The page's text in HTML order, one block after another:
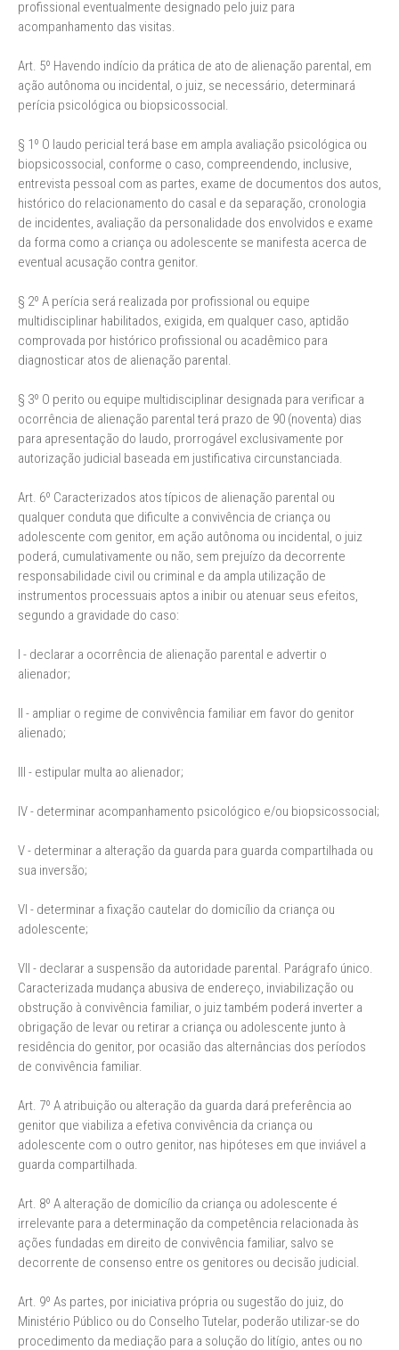
profissional eventualmente designado pelo juiz para
acompanhamento das visitas.
Art. 5º Havendo indício da prática de ato de alienação parental, em
ação autônoma ou incidental, o juiz, se necessário, determinará
perícia psicológica ou biopsicossocial.
§ 1º O laudo pericial terá base em ampla avaliação psicológica ou
biopsicossocial, conforme o caso, compreendendo, inclusive,
entrevista pessoal com as partes, exame de documentos dos autos,
histórico do relacionamento do casal e da separação, cronologia
de incidentes, avaliação da personalidade dos envolvidos e exame
da forma como a criança ou adolescente se manifesta acerca de
eventual acusação contra genitor.
§ 2º A perícia será realizada por profissional ou equipe
multidisciplinar habilitados, exigida, em qualquer caso, aptidão
comprovada por histórico profissional ou acadêmico para
diagnosticar atos de alienação parental.
§ 3º O perito ou equipe multidisciplinar designada para verificar a
ocorrência de alienação parental terá prazo de 90 (noventa) dias
para apresentação do laudo, prorrogável exclusivamente por
autorização judicial baseada em justificativa circunstanciada.
Art. 6º Caracterizados atos típicos de alienação parental ou
qualquer conduta que dificulte a convivência de criança ou
adolescente com genitor, em ação autônoma ou incidental, o juiz
poderá, cumulativamente ou não, sem prejuízo da decorrente
responsabilidade civil ou criminal e da ampla utilização de
instrumentos processuais aptos a inibir ou atenuar seus efeitos,
segundo a gravidade do caso:
I - declarar a ocorrência de alienação parental e advertir o
alienador;
II - ampliar o regime de convivência familiar em favor do genitor
alienado;
III - estipular multa ao alienador;
IV - determinar acompanhamento psicológico e/ou biopsicossocial;
V - determinar a alteração da guarda para guarda compartilhada ou
sua inversão;
VI - determinar a fixação cautelar do domicílio da criança ou
adolescente;
VII - declarar a suspensão da autoridade parental. Parágrafo único.
Caracterizada mudança abusiva de endereço, inviabilização ou
obstrução à convivência familiar, o juiz também poderá inverter a
obrigação de levar ou retirar a criança ou adolescente junto à
residência do genitor, por ocasião das alternâncias dos períodos
de convivência familiar.
Art. 7º A atribuição ou alteração da guarda dará preferência ao
genitor que viabiliza a efetiva convivência da criança ou
adolescente com o outro genitor, nas hipóteses em que inviável a
guarda compartilhada.
Art. 8º A alteração de domicílio da criança ou adolescente é
irrelevante para a determinação da competência relacionada às
ações fundadas em direito de convivência familiar, salvo se
decorrente de consenso entre os genitores ou decisão judicial.
Art. 9º As partes, por iniciativa própria ou sugestão do juiz, do
Ministério Público ou do Conselho Tutelar, poderão utilizar-se do
procedimento da mediação para a solução do litígio, antes ou no